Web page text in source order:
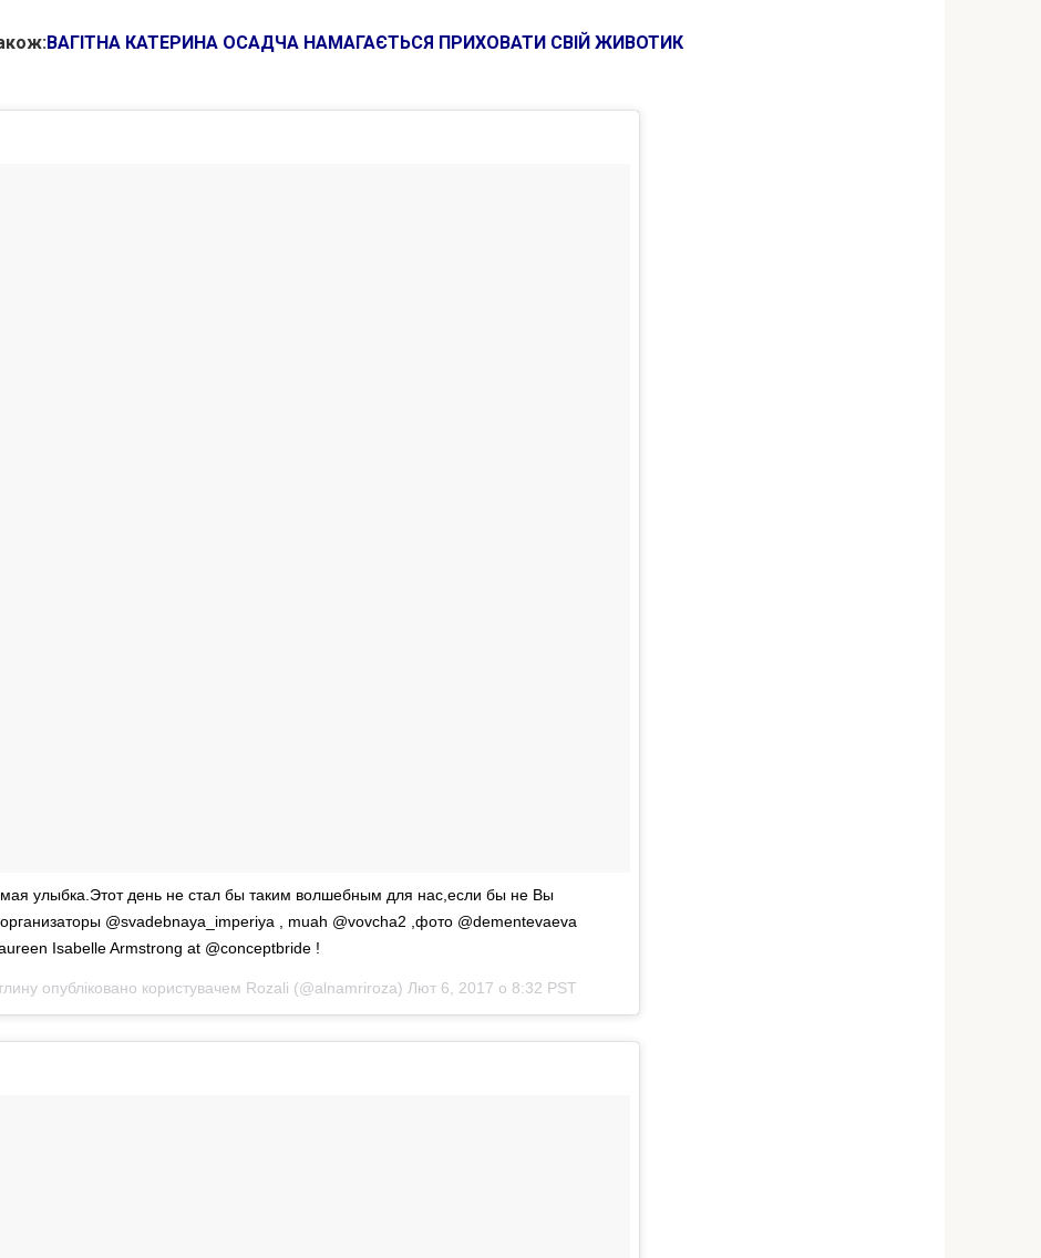
ВАГІТНА КАТЕРИНА ОСАДЧА НАМАГАЄТЬСЯ ПРИХОВАТИ СВІЙ ЖИВОТИК
улыбка.Этот день не стал бы таким волшебным для нас,если бы не Вы
@svadebnaya_imperiya , muah @vovcha2 ,фото @dementevaeva
Isabelle Armstrong at @conceptbride !
опубліковано користувачем Rozali (@alnamriroza) Лют 6, 2017 о 8:32 PST